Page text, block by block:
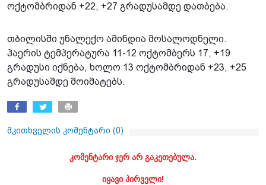
ოქტომბრიდან +22, +27 გრადუსამდე დათბება.
თბილისში უნალექო ამინდია მოსალოდნელი.
ჰაერის ტემპერატურა 11-12 ოქტომბერს 17, +19
გრადუსი იქნება, ხოლო 13 ოქტომბრიდან +23, +25
გრადუსამდე მოიმატებს.
მკითხველის კომენტარი (0)
კომენტარი ჯერ არ გაკეთებულა.
იყავი პირველი!